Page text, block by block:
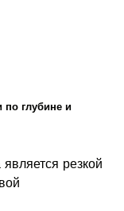
глубине и
резкой